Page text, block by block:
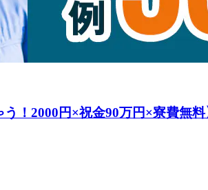
う！2000円×祝金90万円×寮費